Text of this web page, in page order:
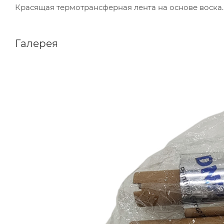
Красящая термотрансферная лента на основе воска.
Галерея